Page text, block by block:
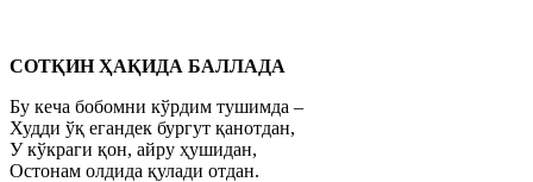
СОТҚИН ҲАҚИДА БАЛЛАДА
Бу кеча бобомни кўрдим тушимда –
Худди ўқ егандек бургут қанотдан,
У кўкраги қон, айру ҳушидан,
Остонам олдида қулади отдан.